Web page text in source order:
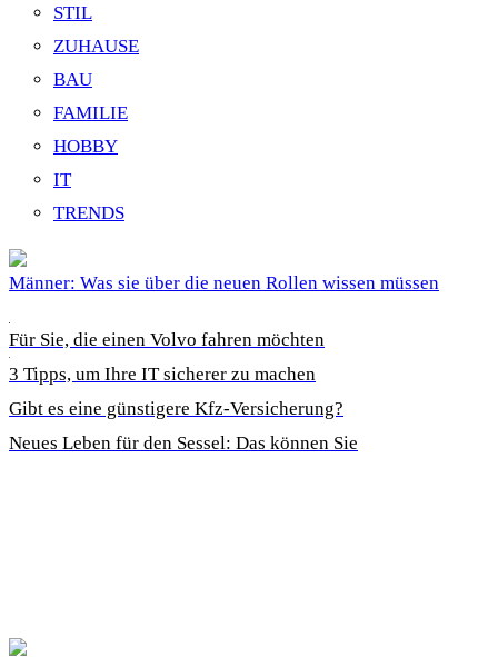
STIL
ZUHAUSE
BAU
FAMILIE
HOBBY
IT
TRENDS
Männer: Was sie über die neuen Rollen wissen müssen
Für Sie, die einen Volvo fahren möchten
3 Tipps, um Ihre IT sicherer zu machen
Gibt es eine günstigere Kfz-Versicherung?
Neues Leben für den Sessel: Das können Sie